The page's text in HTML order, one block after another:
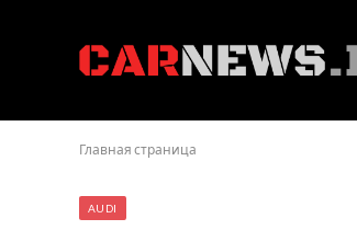
Главная страница
AUDI